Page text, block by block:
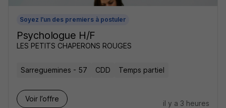
Soyez l'un des premiers à postuler
Psychologue H/F
LES PETITS CHAPERONS ROUGES
Sarreguemines - 57 CDD Temps partiel
Voir l’offre
il y a 3 heures